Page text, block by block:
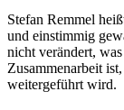
Stefan Remmel
und einstimmig
nicht verändert,
Zusammenarbeit
weitergeführt wird.